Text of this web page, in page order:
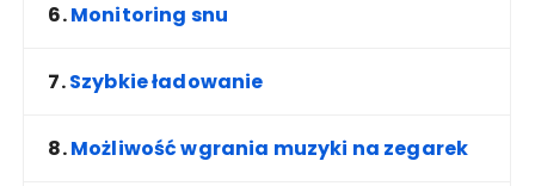
6.Monitoring snu
7.Szybkie ładowanie
8.Możliwość wgrania muzyki na zegarek